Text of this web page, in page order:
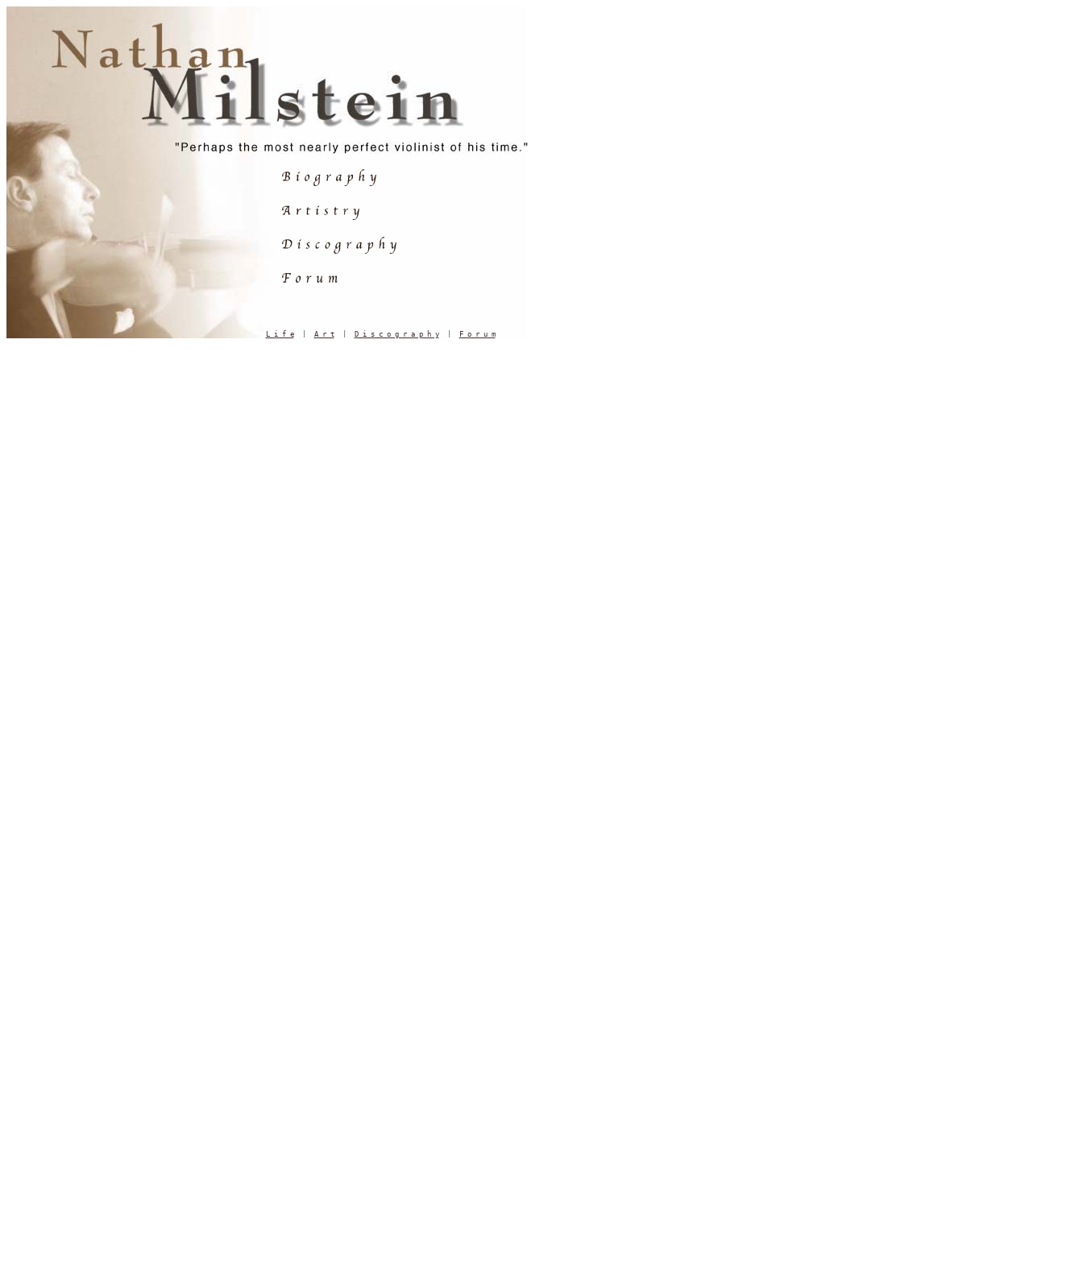
L i f e
  |
A r t
  |
D i s c o g r a p h y
  |
F o r u m